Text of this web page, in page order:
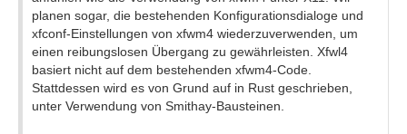
planen sogar, die bestehenden Konfigurationsdialoge und
xfconf-Einstellungen von xfwm4 wiederzuverwenden, um
einen reibungslosen Übergang zu gewährleisten. Xfwl4
basiert nicht auf dem bestehenden xfwm4-Code.
Stattdessen wird es von Grund auf in Rust geschrieben,
unter Verwendung von Smithay-Bausteinen.